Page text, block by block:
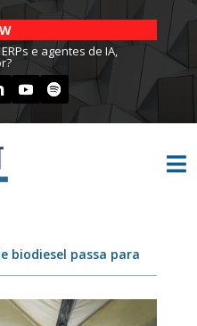
e agentes de IA,

biodiesel passa para